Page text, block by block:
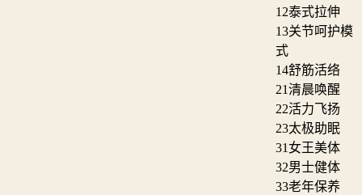
12泰式拉伸
13关节呵护模
式
14舒筋活络
21清晨唤醒
22活力飞扬
23太极助眠
31 女王美体
32男士健体
33老年保养